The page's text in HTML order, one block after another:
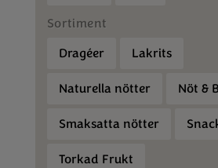
Sortiment
Dragéer
Lakrits
Naturella nötter Nöt &
Smaksatta nötter
Torkad Frukt